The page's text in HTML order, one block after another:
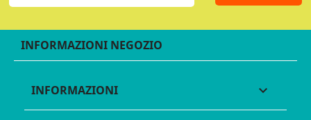
INFORMAZIONI NEGOZIO
INFORMAZIONI 